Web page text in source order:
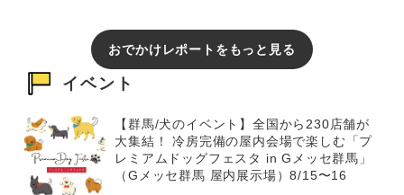
おでかけレポートをもっと見る
イベント
【群馬/犬のイベント】全国から230店舗が
大集結！ 冷房完備の屋内会場で楽しむ「プ
レミアムドッグフェスタ in Gメッセ群馬」
（Gメッセ群馬 屋内展示場）8/15〜16